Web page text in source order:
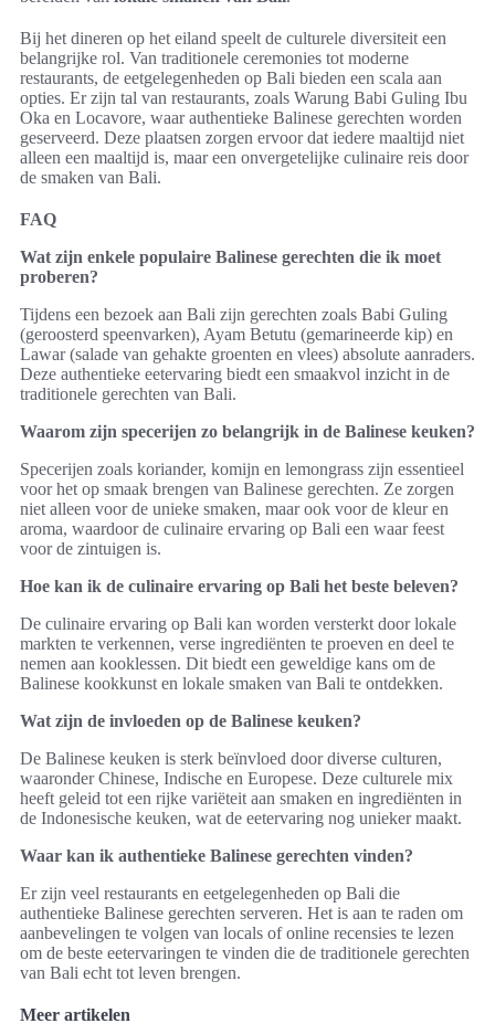
Bij het dineren op het eiland speelt de culturele diversiteit een
belangrijke rol. Van traditionele ceremonies tot moderne
restaurants, de eetgelegenheden op Bali bieden een scala aan
opties. Er zijn tal van restaurants, zoals Warung Babi Guling Ibu
Oka en Locavore, waar authentieke Balinese gerechten worden
geserveerd. Deze plaatsen zorgen ervoor dat iedere maaltijd niet
alleen een maaltijd is, maar een onvergetelijke culinaire reis door
de smaken van Bali.
FAQ
Wat zijn enkele populaire Balinese gerechten die ik moet
proberen?
Tijdens een bezoek aan Bali zijn gerechten zoals Babi Guling
(geroosterd speenvarken), Ayam Betutu (gemarineerde kip) en
Lawar (salade van gehakte groenten en vlees) absolute aanraders.
Deze authentieke eetervaring biedt een smaakvol inzicht in de
traditionele gerechten van Bali.
Waarom zijn specerijen zo belangrijk in de Balinese keuken?
Specerijen zoals koriander, komijn en lemongrass zijn essentieel
voor het op smaak brengen van Balinese gerechten. Ze zorgen
niet alleen voor de unieke smaken, maar ook voor de kleur en
aroma, waardoor de culinaire ervaring op Bali een waar feest
voor de zintuigen is.
Hoe kan ik de culinaire ervaring op Bali het beste beleven?
De culinaire ervaring op Bali kan worden versterkt door lokale
markten te verkennen, verse ingrediënten te proeven en deel te
nemen aan kooklessen. Dit biedt een geweldige kans om de
Balinese kookkunst en lokale smaken van Bali te ontdekken.
Wat zijn de invloeden op de Balinese keuken?
De Balinese keuken is sterk beïnvloed door diverse culturen,
waaronder Chinese, Indische en Europese. Deze culturele mix
heeft geleid tot een rijke variëteit aan smaken en ingrediënten in
de Indonesische keuken, wat de eetervaring nog unieker maakt.
Waar kan ik authentieke Balinese gerechten vinden?
Er zijn veel restaurants en eetgelegenheden op Bali die
authentieke Balinese gerechten serveren. Het is aan te raden om
aanbevelingen te volgen van locals of online recensies te lezen
om de beste eetervaringen te vinden die de traditionele gerechten
van Bali echt tot leven brengen.
Meer artikelen